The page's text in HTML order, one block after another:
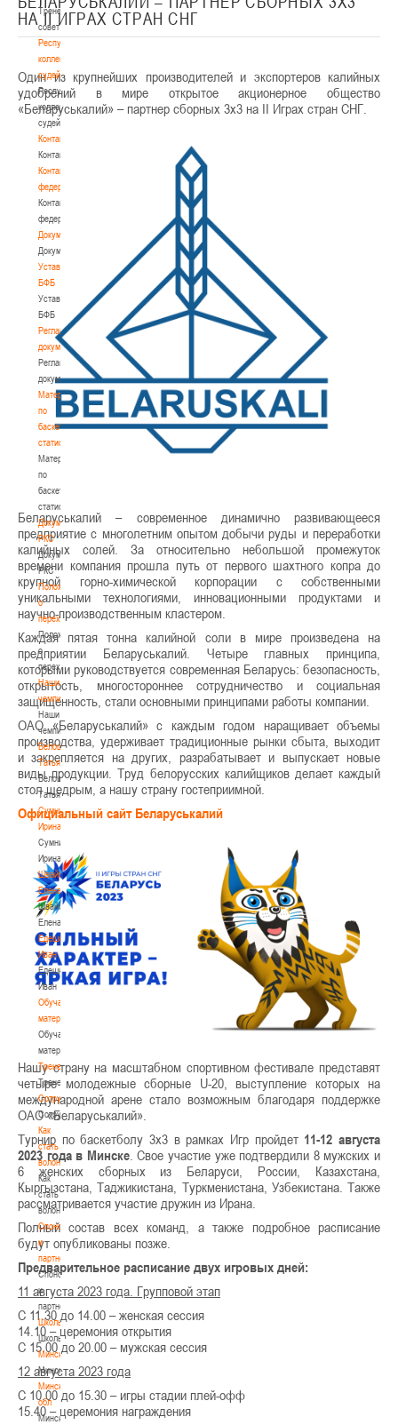
Тренерский
совет
Республиканская
коллегия
судей
Республиканская
коллегия
судей
Контакты
Контакты
Контакты
федерации
Контакты
федерации
Документы
Документы
Устав
БФБ
Устав
БФБ
Регламентирующие
документы
Регламентирующие
документы
Материалы
по
баскетбольной
статистике
Материалы
по
баскетбольной
статистике
Документы
РКС
Документы
РКС
Положение
о
переходах
Положение
о
переходах
Наши
чемпионы
Наши
чемпионы
Белошапко
Татьяна
Белошапко
Татьяна
Сумникова
Ирина
Сумникова
Ирина
Швайбович
Елена
Швайбович
Елена
Едешко
Иван
Едешко
Иван
Обучающие
материалы
Обучающие
материалы
Тренерам
Тренерам
Сотрудничество
Сотрудничество
Как
стать
волонтером
Как
стать
волонтером
Спонсоры
и
партнеры
Спонсоры
и
партнеры
Школы
Школы
Минск
Минск
Минская
обл
Минская
НА II ИГРАХ СТРАН СНГ
Один из крупнейших производителей и экспортеров калийных
удобрений в мире открытое акционерное общество
«Беларуськалий» – партнер сборных 3х3 на II Играх стран СНГ.
Беларуськалий – современное динамично развивающееся
предприятие с многолетним опытом добычи руды и переработки
калийных солей. За относительно небольшой промежуток
времени компания прошла путь от первого шахтного копра до
крупной горно-химической корпорации с собственными
уникальными технологиями, инновационными продуктами и
научно-производственным кластером.
Каждая пятая тонна калийной соли в мире произведена на
предприятии Беларуськалий. Четыре главных принципа,
которыми руководствуется современная Беларусь: безопасность,
открытость, многостороннее сотрудничество и социальная
защищенность, стали основными принципами работы компании.
ОАО «Беларуськалий» с каждым годом наращивает объемы
производства, удерживает традиционные рынки сбыта, выходит
и закрепляется на других, разрабатывает и выпускает новые
виды продукции. Труд белорусских калийщиков делает каждый
стол щедрым, а нашу страну гостеприимной.
Официальный сайт Беларуськалий
Нашу страну на масштабном спортивном фестивале представят
четыре молодежные сборные U-20, выступление которых на
международной арене стало возможным благодаря поддержке
ОАО «Беларуськалий».
Турнир по баскетболу 3х3 в рамках Игр пройдет 11-12 августа
2023 года в Минске. Свое участие уже подтвердили 8 мужских и
6 женских сборных из Беларуси, России, Казахстана,
Кыргызстана, Таджикистана, Туркменистана, Узбекистана. Также
рассматривается участие дружин из Ирана.
Полный состав всех команд, а также подробное расписание
будут опубликованы позже.
Предварительное расписание двух игровых дней:
11 августа 2023 года. Групповой этап
С 11.30 до 14.00 – женская сессия
14.10 – церемония открытия
С 15.00 до 20.00 – мужская сессия
12 августа 2023 года
С 10.00 до 15.30 – игры стадии плей-офф
15.40 – церемония награждения